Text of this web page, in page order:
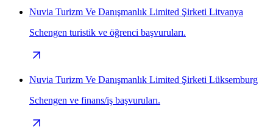
Nuvia Turizm Ve Danışmanlık Limited Şirketi Litvanya
Schengen turistik ve öğrenci başvuruları.
Nuvia Turizm Ve Danışmanlık Limited Şirketi Lüksemburg
Schengen ve finans/iş başvuruları.